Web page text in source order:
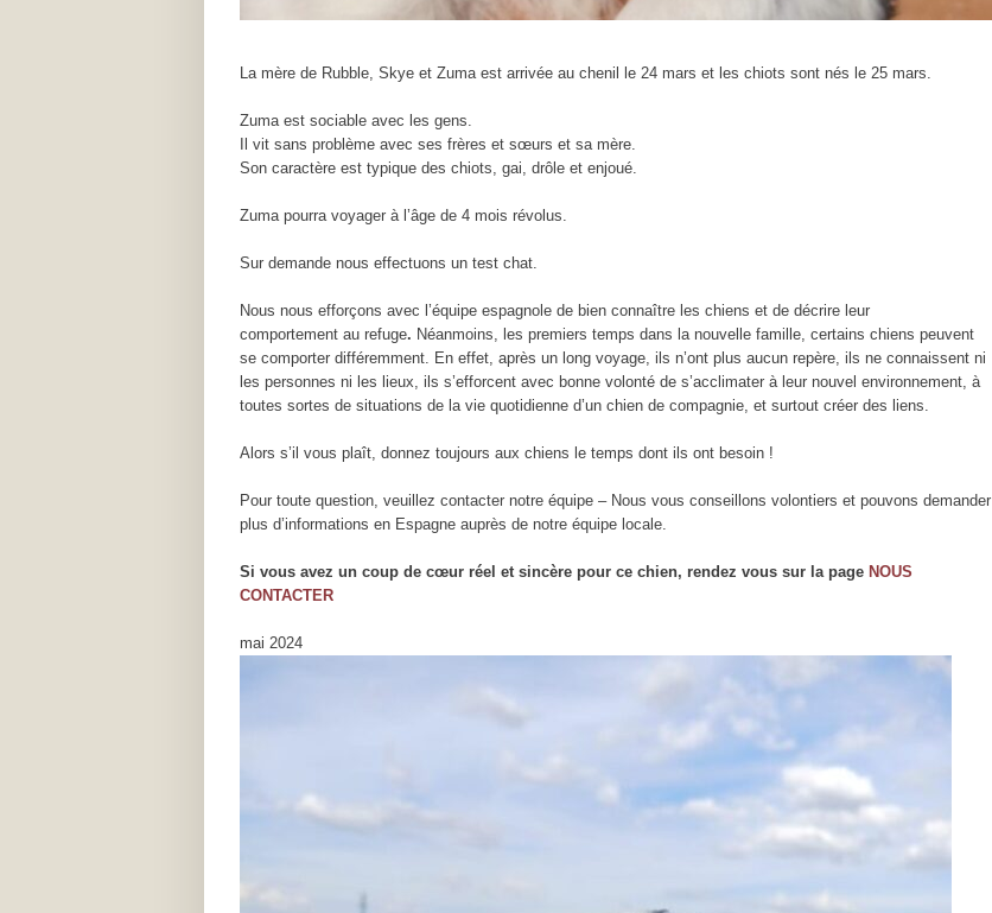
La mère de Rubble, Skye et Zuma est arrivée au chenil le 24 mars et les chiots sont nés le 25 mars.
Zuma est sociable avec les gens.
Il vit sans problème avec ses frères et sœurs et sa mère.
Son caractère est typique des chiots, gai, drôle et enjoué.
Zuma pourra voyager à l’âge de 4 mois révolus.
Sur demande nous effectuons un test chat.
Nous nous efforçons avec l’équipe espagnole de bien connaître les chiens et de décrire leur
comportement au refuge. Néanmoins, les premiers temps dans la nouvelle famille, certains chiens peuvent
se comporter différemment. En effet, après un long voyage, ils n’ont plus aucun repère, ils ne connaissent ni
les personnes ni les lieux, ils s’efforcent avec bonne volonté de s’acclimater à leur nouvel environnement, à
toutes sortes de situations de la vie quotidienne d’un chien de compagnie, et surtout créer des liens.
Alors s’il vous plaît, donnez toujours aux chiens le temps dont ils ont besoin !
Pour toute question, veuillez contacter notre équipe – Nous vous conseillons volontiers et pouvons demander
plus d’informations en Espagne auprès de notre équipe locale.
Si vous avez un coup de cœur réel et sincère pour ce chien, rendez vous sur la page NOUS
CONTACTER
mai 2024